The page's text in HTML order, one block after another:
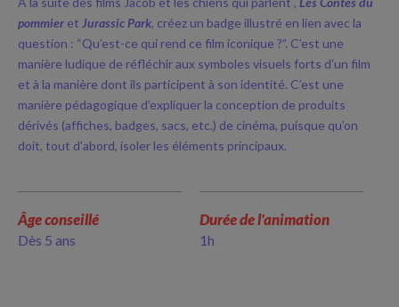
pommier et Jurassic Park, créez un badge illustré en lien avec la
question : “Qu’est-ce qui rend ce film iconique ?”. C’est une
manière ludique de réfléchir aux symboles visuels forts d’un film
et à la manière dont ils participent à son identité. C’est une
manière pédagogique d’expliquer la conception de produits
dérivés (affiches, badges, sacs, etc.) de cinéma, puisque qu’on
doit, tout d’abord, isoler les éléments principaux.
Âge conseillé
Dès 5 ans
Durée de l'animation
1h